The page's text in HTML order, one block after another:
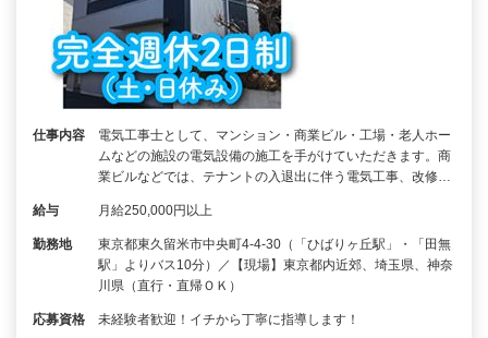
仕事内容
電気工事士として、マンション・商業ビル・工場・老人ホー
ムなどの施設の電気設備の施工を手がけていただきます。商
業ビルなどでは、テナントの入退出に伴う電気工事、改修…
給与 月給250,000円以上
勤務地
東京都東久留米市中央町4-4-30（「ひばりヶ丘駅」・「田無
駅」よりバス10分）／【現場】東京都内近郊、埼玉県、神奈
川県（直行・直帰ＯＫ）
応募資格 未経験者歓迎！イチから丁寧に指導します！